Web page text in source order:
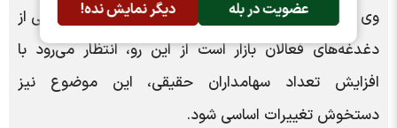
عضویت در بله دیگر نمایش نده!
وی افزود: افزایش عمق بخشی به بازار سرمایه همواره یکی از
دغدغه‌های فعالان بازار است از این رو، انتظار می‌رود با
افزایش تعداد سهامداران حقیقی، این موضوع نیز
دستخوش تغییرات اساسی شود.